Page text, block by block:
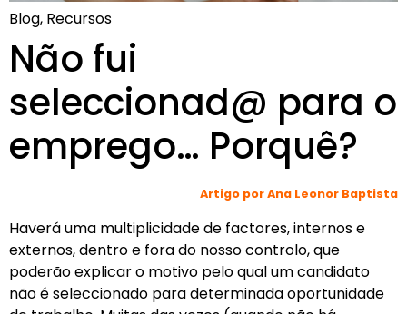
Blog, Recursos
Não fui
seleccionad@ para o
emprego… Porquê?
Artigo por Ana Leonor Baptista
Haverá uma multiplicidade de factores, internos e
externos, dentro e fora do nosso controlo, que
poderão explicar o motivo pelo qual um candidato
não é seleccionado para determinada oportunidade